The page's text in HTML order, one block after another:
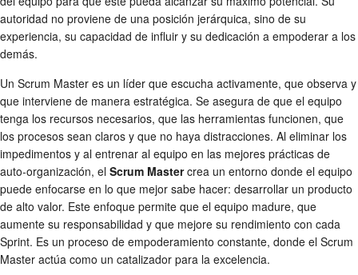
autoridad no proviene de una posición jerárquica, sino de su
experiencia, su capacidad de influir y su dedicación a empoderar a los
demás.
Un Scrum Master es un líder que escucha activamente, que observa y
que interviene de manera estratégica. Se asegura de que el equipo
tenga los recursos necesarios, que las herramientas funcionen, que
los procesos sean claros y que no haya distracciones. Al eliminar los
impedimentos y al entrenar al equipo en las mejores prácticas de
auto-organización, el Scrum Mastercrea un entorno donde el equipo
puede enfocarse en lo que mejor sabe hacer: desarrollar un producto
de alto valor. Este enfoque permite que el equipo madure, que
aumente su responsabilidad y que mejore su rendimiento con cada
Sprint. Es un proceso de empoderamiento constante, donde el Scrum
Master actúa como un catalizador para la excelencia.